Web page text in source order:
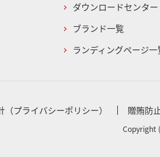
ダウンロードセンター
ブランド一覧
ランディングページ一
プライバシーポリシー） 贈賄防
Copyright